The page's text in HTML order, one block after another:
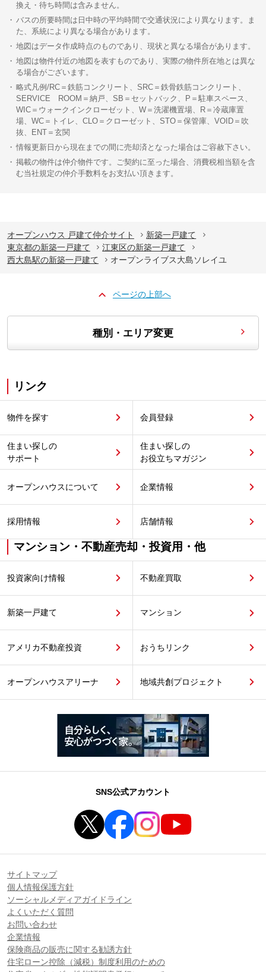
換え・待ち時間は含みません。
バスの所要時間は日中時の平均時間で交通状況により異なります。ま
た、系統により異なる場合があります。
地図はデータ作成時点のものであり、現状と異なる場合があります。
地図は物件付近の地図を表すものであり、実際の物件所在地とは異な
る場合がございます。
略式凡例/RC＝鉄筋コンクリート、SRC＝鉄骨鉄筋コンクリート、
SERVICE ROOM＝納戸、SB＝セットバック、P＝駐車スペース、
WIC＝ウォークインクローゼット、W＝洗濯機置場、R＝冷蔵庫置
場、WC＝トイレ、CLO＝クローゼット、STO＝保管庫、VOID＝吹
抜、ENT＝玄関
情報更新日から現在までの間に売却済となった場合はご容赦下さい。
掲載の物件は仲介物件です。ご契約に至った場合、消費税相当額を含
む当社規定の仲介手数料をお支払い頂きます。
オープンハウス 戸建て仲介サイト
新築一戸建て
東京都の新築一戸建て
江東区の新築一戸建て
西大島駅の新築一戸建て
オープンライブス大島ソレイユ
ページの上部へ
種別・エリア変更
リンク
物件を探す 会員登録
住まい探しの
サポート
住まい探しの
お役立ちマガジン
オープンハウスについて 企業情報
採用情報 店舗情報
マンション・不動産売却・投資用・他
投資家向け情報 不動産買取
新築一戸建て マンション
アメリカ不動産投資 おうちリンク
オープンハウスアリーナ 地域共創プロジェクト
SNS公式アカウント
サイトマップ
個人情報保護方針
ソーシャルメディアガイドライン
よくいただく質問
お問い合わせ
企業情報
保険商品の販売に関する勧誘方針
住宅ローン控除（減税）制度利用のための